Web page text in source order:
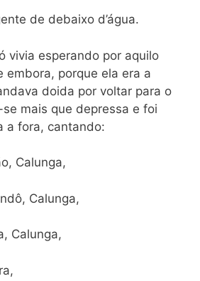
de debaixo d’água.
vivia esperando por aquilo
embora, porque ela era a
doida por voltar para o
mais que depressa e foi
a fora, cantando:
Calunga,
Calunga,
Calunga,